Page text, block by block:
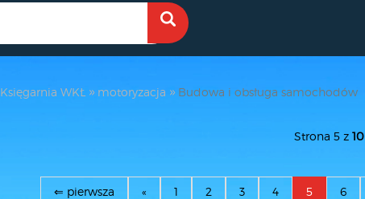
Księgarnia WKŁ motoryzacja Budowa i obsługa samochodów
Strona 5 z 10
⇐ pierwsza « 1 2 3 4 5 6